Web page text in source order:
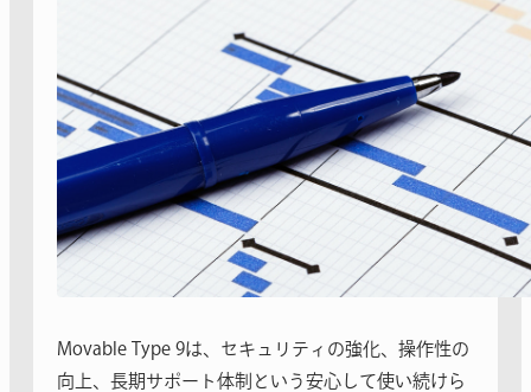
Movable Type 9は、セキュリティの強化、操作性の
向上、長期サポート体制という安心して使い続けら